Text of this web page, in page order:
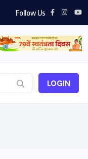
Follow Us
LOGIN